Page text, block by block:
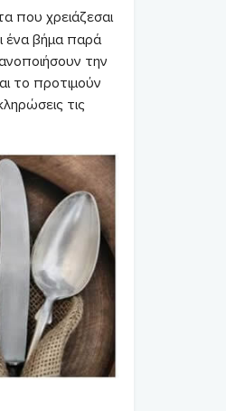
που χρειάζεσαι
ένα βήμα παρά
την
το προτιμούν
τις